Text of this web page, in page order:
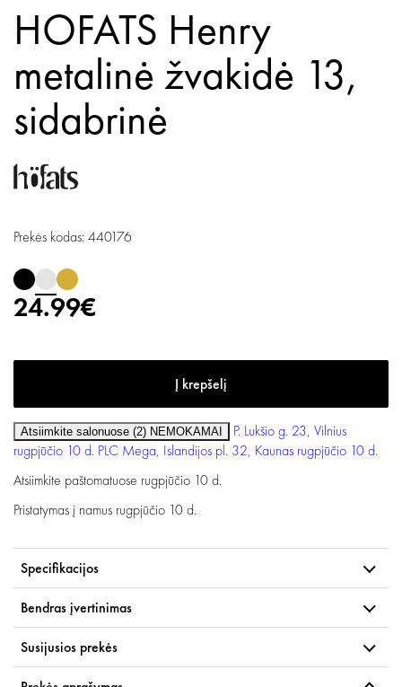
HOFATS Henry
metalinė žvakidė 13,
sidabrinė
Prekės kodas: 440176
24.99€
Atsiimkite salonuose (2) NEMOKAMAI
P. Lukšio g. 23, Vilnius
rugpjūčio 10 d. PLC Mega, Islandijos pl. 32, Kaunas rugpjūčio 10 d.
Atsiimkite paštomatuose rugpjūčio 10 d.
Pristatymas į namus rugpjūčio 10 d.
Specifikacijos
Bendras įvertinimas
Susijusios prekės